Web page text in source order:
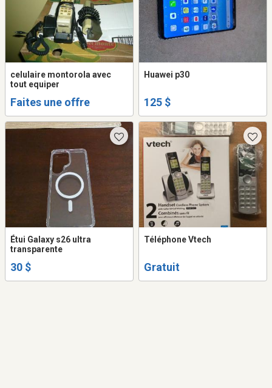
celulaire montorola avec
tout equiper
Faites une offre
Huawei p30
125 $
Étui Galaxy s26 ultra
transparente
30 $
Téléphone Vtech
Gratuit